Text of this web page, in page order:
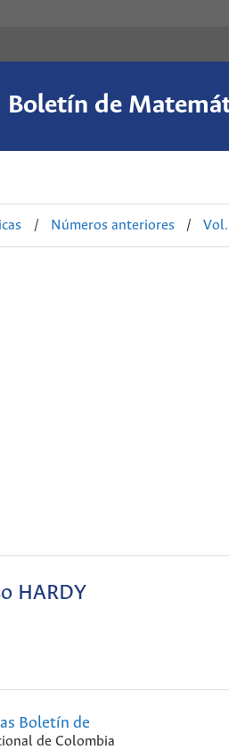
Boletín de
/ Números anteriores /
HARDY
Boletín de
de Colombia